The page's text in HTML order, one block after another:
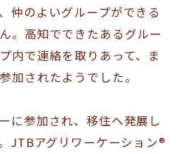
仲のよいグループができる
。高知でできたあるグルー
内で連絡を取りあって、ま
加されたようでした。
に参加され、移住へ発展し
JTBアグリワーケーション®